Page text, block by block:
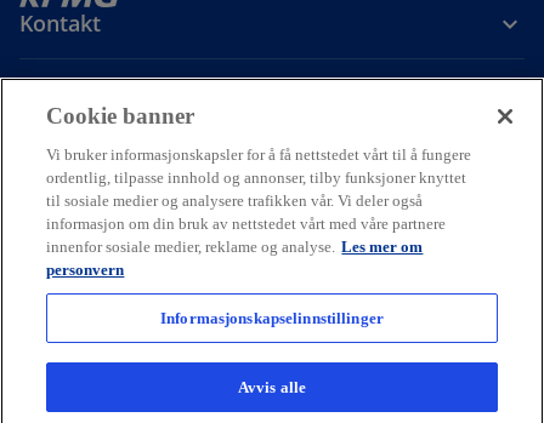
Kontakt
Om oss
Karriere
o
e
n
s
i
n
o
p
e
n
s
n
o
p
e
n
s
n
© 2026 KPMG AS and KPMG Law Advokatfirma AS, Norwegian limited
liability companies and a member firm of the KPMG global
organization of independent member firms affiliated with KPMG
Cookie banner
Vi bruker informasjonskapsler for å få nettstedet vårt til å fungere
ordentlig, tilpasse innhold og annonser, tilby funksjoner knyttet
til sosiale medier og analysere trafikken vår. Vi deler også
informasjon om din bruk av nettstedet vårt med våre partnere
innenfor sosiale medier, reklame og analyse. Les mer om
personvern
Informasjonskapselinnstillinger
Avvis alle